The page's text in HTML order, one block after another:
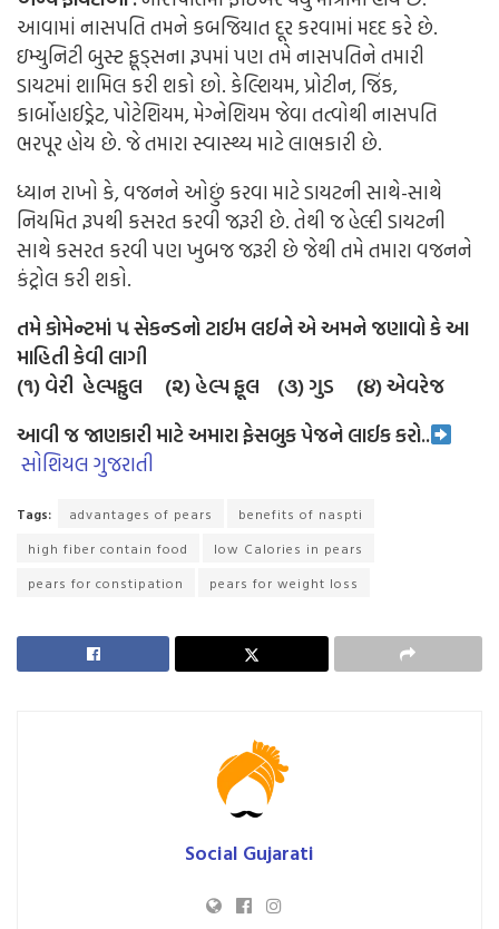
આવામાં નાસપતિ તમને કબજિયાત દૂર કરવામાં મદદ કરે છે.
ઇમ્યુનિટી બુસ્ટ ફૂડ્સના રૂપમાં પણ તમે નાસપતિને તમારી
ડાયટમાં શામિલ કરી શકો છો. કેલ્શિયમ, પ્રોટીન, જિંક,
કાર્બોહાઈડ્રેટ, પોટેશિયમ, મેગ્નેશિયમ જેવા તત્વોથી નાસપતિ
ભરપૂર હોય છે. જે તમારાસ્વાસ્થ્યમાટે લાભકારી છે.
ધ્યાન રાખો કે,વજનને ઓછું કરવા માટે ડાયટની સાથે-સાથે
નિયમિત રૂપથી કસરત કરવી જરૂરી છે. તેથી જ હેલ્દી ડાયટની
સાથે કસરત કરવી પણ ખુબજ જરૂરી છેજેથી તમે તમારા વજનને
કંટ્રોલ કરી શકો.
તમે કોમેન્ટમાં ૫ સેકન્ડનો ટાઈમ લઈને એ અમને જણાવો કે આ
માહિતી કેવી લાગી
(૧) વેરી હેલ્પફુલ (૨) હેલ્પ ફૂલ (૩) ગુડ (૪) એવરેજ
આવી જ જાણકારી માટે અમારા ફેસબુક પેજને લાઈક કરો..
સોશિયલ ગુજરાતી
Tags: advantages of pears
benefits of naspti
high fiber contain food
low Calories in pears
pears for constipation
pears for weight loss
Social Gujarati